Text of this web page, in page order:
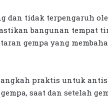
dan tidak terpengaruh
bangunan tempat
gempa yang
praktis untuk
saat dan setelah
Kasus
Rumah
Kamar”
Dorong